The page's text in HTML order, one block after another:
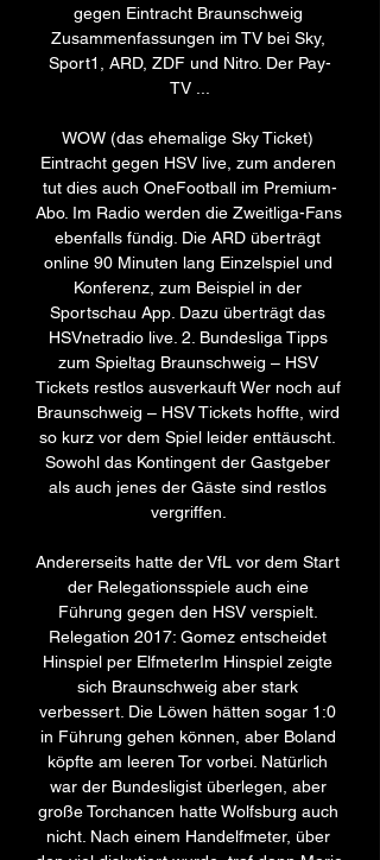
gegen Eintracht Braunschweig
Zusammenfassungen im TV bei Sky,
Sport1, ARD, ZDF und Nitro. Der Pay-
TV ...
WOW (das ehemalige Sky Ticket)
Eintracht gegen HSV live, zum anderen
tut dies auch OneFootball im Premium-
Abo. Im Radio werden die Zweitliga-Fans
ebenfalls fündig. Die ARD überträgt
online 90 Minuten lang Einzelspiel und
Konferenz, zum Beispiel in der
Sportschau App. Dazu überträgt das
HSVnetradio live. 2. Bundesliga Tipps
zum Spieltag Braunschweig – HSV
Tickets restlos ausverkauft Wer noch auf
Braunschweig – HSV Tickets hoffte, wird
so kurz vor dem Spiel leider enttäuscht.
Sowohl das Kontingent der Gastgeber
als auch jenes der Gäste sind restlos
vergriffen.
Andererseits hatte der VfL vor dem Start
der Relegationsspiele auch eine
Führung gegen den HSV verspielt.
Relegation 2017: Gomez entscheidet
Hinspiel per ElfmeterIm Hinspiel zeigte
sich Braunschweig aber stark
verbessert. Die Löwen hätten sogar 1:0
in Führung gehen können, aber Boland
köpfte am leeren Tor vorbei. Natürlich
war der Bundesligist überlegen, aber
große Torchancen hatte Wolfsburg auch
nicht. Nach einem Handelfmeter, über